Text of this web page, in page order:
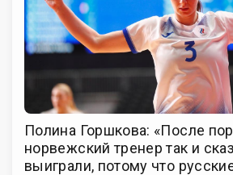
Полина Горшкова: «После
норвежский тренер так и
выиграли, потому что